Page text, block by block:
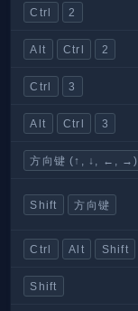
Ctrl 2
Alt Ctrl 2
Ctrl 3
Alt Ctrl 3
方向键 (↑, ↓, ←, →)
Shift 方向键
Ctrl Alt Shift
Shift